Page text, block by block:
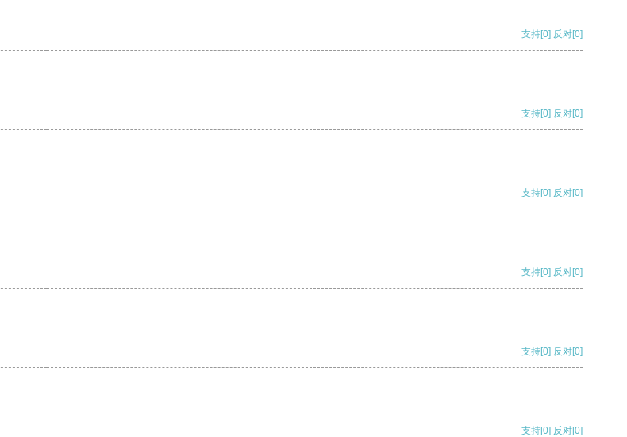
支持[0] 反对[0]
支持[0] 反对[0]
支持[0] 反对[0]
支持[0] 反对[0]
支持[0] 反对[0]
支持[0] 反对[0]